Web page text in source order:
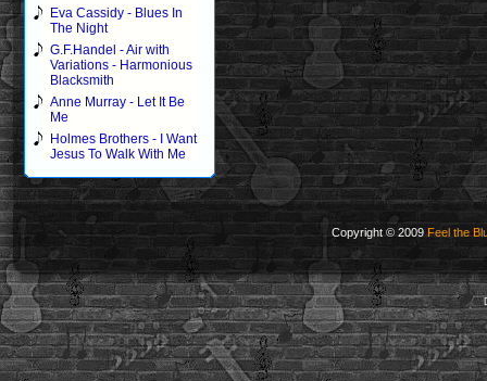
Eva Cassidy - Blues In
The Night
G.F.Handel - Air with
Variations - Harmonious
Blacksmith
Anne Murray - Let It Be
Me
Holmes Brothers - I Want
Jesus To Walk With Me
Copyright © 2009Feel the